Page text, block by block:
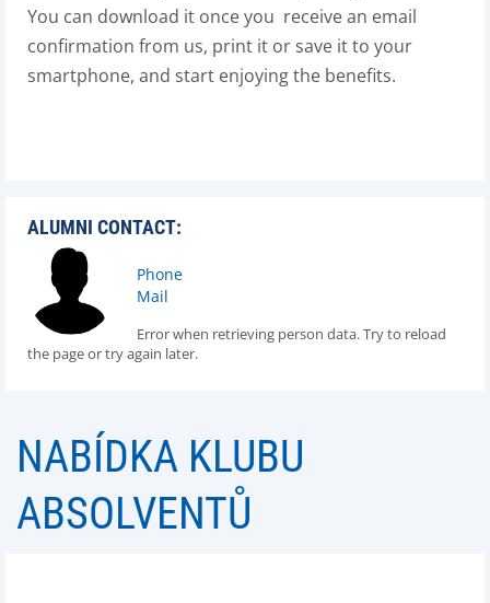
You can download it once you receive an email
confirmation from us, print it or save it to your
smartphone, and start enjoying the benefits.
ALUMNI CONTACT:
Phone
Mail
Error when retrieving person data. Try to reload
the page or try again later.
NABÍDKA KLUBU
ABSOLVENTŮ